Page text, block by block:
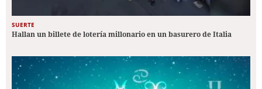
SUERTE
Hallan un billete de lotería millonario en un basurero de Italia